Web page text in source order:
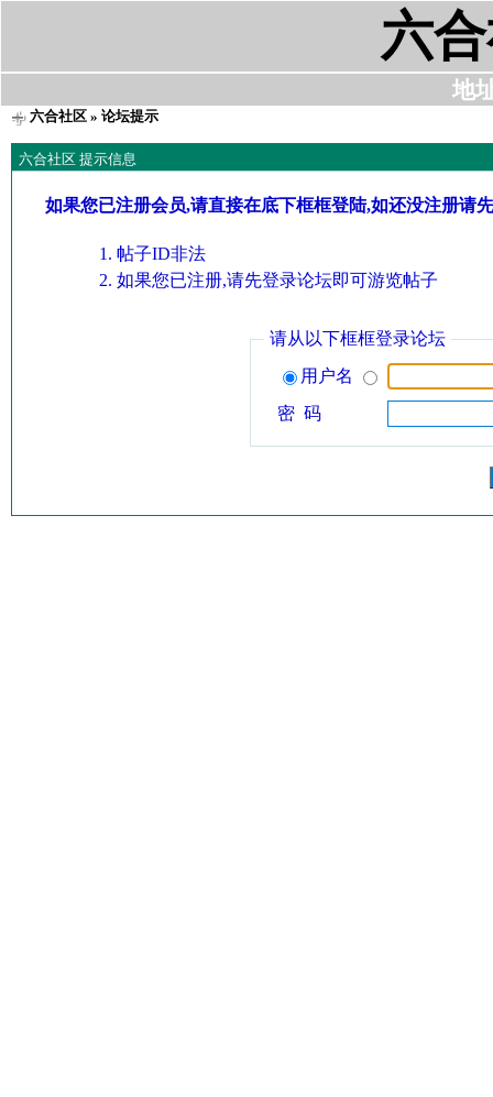
六
地
六合社区» 论坛提示
六合社区 提示信息
如果您已注册会员,请直接在底下框框登陆,如还没注册请
帖子ID非法
如果您已注册,请先登录论坛即可游览帖子
请从以下框框登录论坛
用户名
密 码